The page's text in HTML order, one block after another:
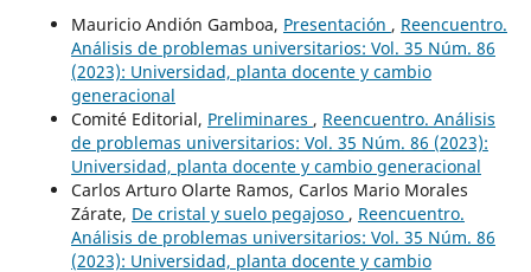
Mauricio Andión Gamboa, Presentación , Reencuentro.
Análisis de problemas universitarios: Vol. 35 Núm. 86
(2023): Universidad, planta docente y cambio
generacional
Comité Editorial, Preliminares , Reencuentro. Análisis
de problemas universitarios: Vol. 35 Núm. 86 (2023):
Universidad, planta docente y cambio generacional
Carlos Arturo Olarte Ramos, Carlos Mario Morales
Zárate, De cristal y suelo pegajoso , Reencuentro.
Análisis de problemas universitarios: Vol. 35 Núm. 86
(2023): Universidad, planta docente y cambio